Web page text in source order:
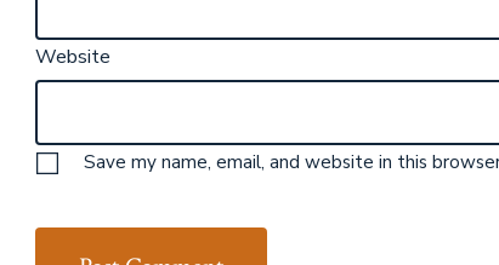
Website
Save my name, email, and website in this